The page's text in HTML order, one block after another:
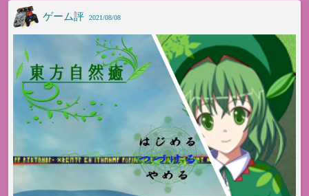
ゲーム評 2021/08/08